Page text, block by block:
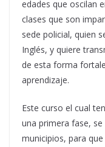
edades que oscilan
clases que son
sede policial, quien
Inglés, y quiere
de esta forma
aprendizaje.
Este curso el cual
una primera fase,
municipios, para